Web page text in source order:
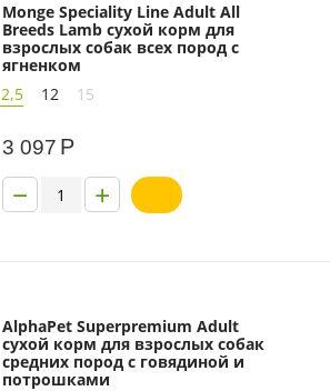
Monge Speciality Line Adult All
Breeds Lamb сухой корм для
взрослых собак всех пород с
ягненком
2,5
12 15
3 097 Р
+
−
AlphaPet Superpremium Adult
сухой корм для взрослых собак
средних пород с говядиной и
потрошками